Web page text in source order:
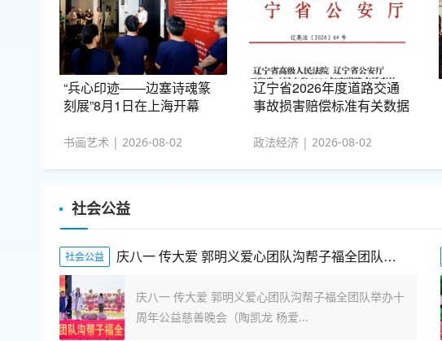
“兵心印迹——边塞诗魂篆
刻展”8月1日在上海开幕
书画艺术 | 2026-08-02
辽宁省2026年度道路交通
事故损害赔偿标准有关数据
政法经济 | 2026-08-02
社会公益
社会公益 庆八一 传大爱 郭明义爱心团队沟帮子福全团队举办十周年公益慈善晚会
庆八一 传大爱 郭明义爱心团队沟帮子福全团队举办十
周年公益慈善晚会（陶凯龙 杨爱...